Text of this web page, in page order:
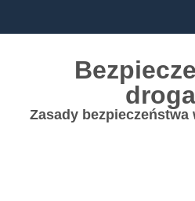
Zasady